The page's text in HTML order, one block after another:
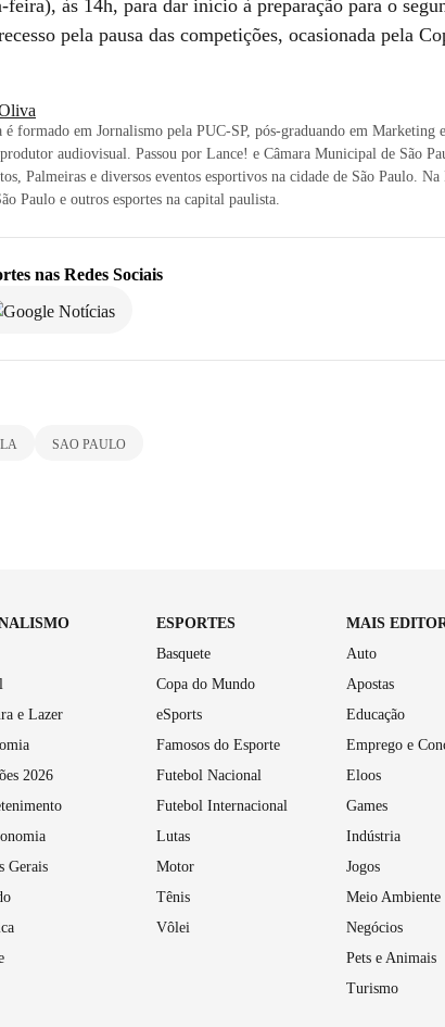
feira), às 14h, para dar início à preparação para o
pela pausa das competições, ocasionada pela
é formado em Jornalismo pela PUC-SP, pós-graduando em Marketing
audiovisual. Passou por Lance! e Câmara Municipal de São
Palmeiras e diversos eventos esportivos na cidade de São Paulo.
Paulo e outros esportes na capital paulista.
nas Redes Sociais
SAO PAULO
e Lazer
2026
Gerais
ESPORTES
Basquete
Copa do Mundo
eSports
Famosos do Esporte
Futebol Nacional
Futebol Internacional
Lutas
Motor
Tênis
Vôlei
MAIS
Auto
Apostas
Educação
Emprego e
Eloos
Games
Indústria
Jogos
Meio Ambiente
Negócios
Pets e Animais
Turismo